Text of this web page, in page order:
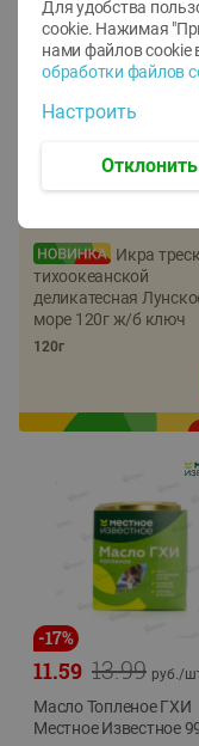
22%
Икра
тихоокеанской
деликатесная
море 120г ж/б ключ
120г
-17%
13.99
11.59 руб./
Масло Топленое ГХИ
Местное Известное
Для удобства
cookie. Нажимая
нами файлов cookie
обработки файлов
Настроить
Отклонить